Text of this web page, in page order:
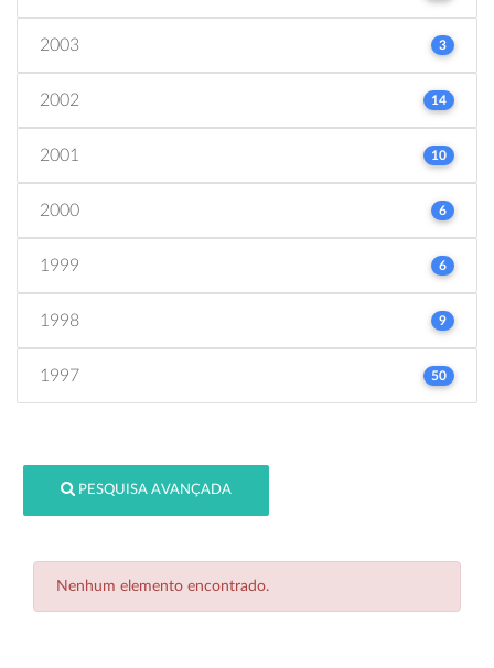
2003 3
2002 14
2001 10
2000 6
1999 6
1998 9
1997 50
PESQUISA AVANÇADA
Nenhum elemento encontrado.